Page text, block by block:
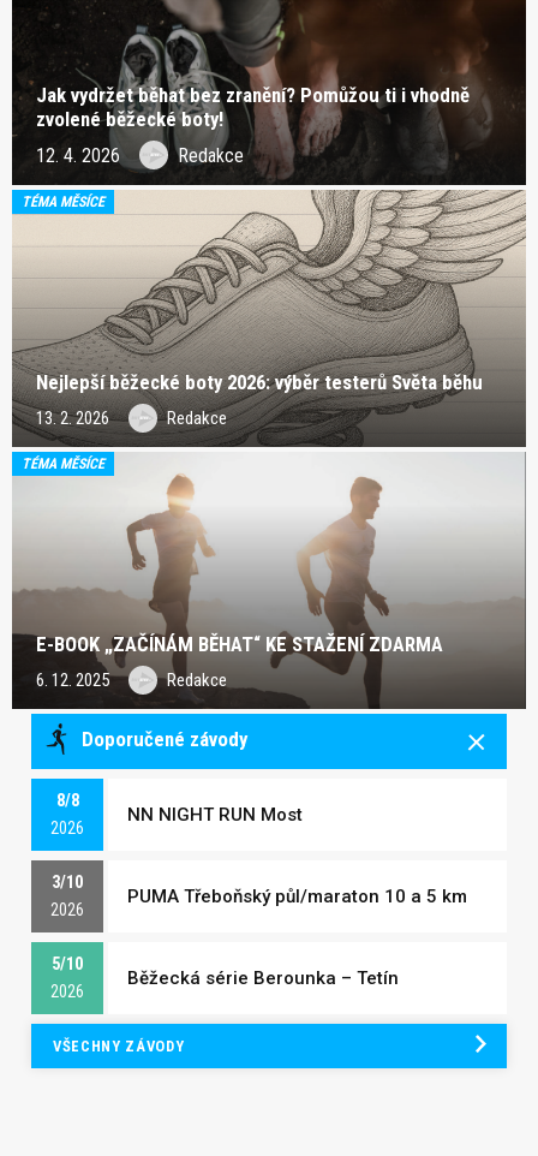
Jak vydržet běhat bez zranění? Pomůžou ti i vhodně
zvolené běžecké boty!
12. 4. 2026 Redakce
TÉMA MĚSÍCE
Nejlepší běžecké boty 2026: výběr testerů Světa běhu
13. 2. 2026 Redakce
TÉMA MĚSÍCE
E-BOOK „ZAČÍNÁM BĚHAT“ KE STAŽENÍ ZDARMA
6. 12. 2025 Redakce
Doporučené závody
8/8
2026
NN NIGHT RUN Most
3/10
2026
PUMA Třeboňský půl/maraton 10 a 5 km
5/10
2026
Běžecká série Berounka – Tetín
VŠECHNY ZÁVODY